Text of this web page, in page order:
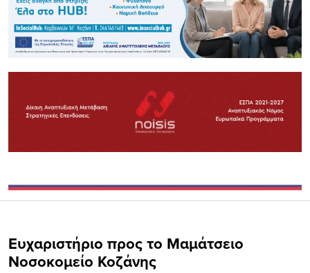
Ευχαριστήριο προς το Μαμάτσειο
Νοσοκομείο Κοζάνης